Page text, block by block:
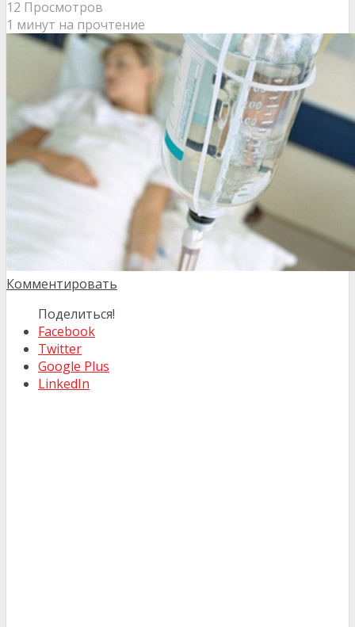
12 Просмотров
1 минут на прочтение
Комментировать
Поделиться!
Facebook
Twitter
Google Plus
LinkedIn